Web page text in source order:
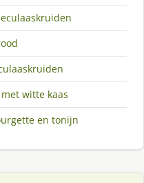
witte kaas
en tonijn